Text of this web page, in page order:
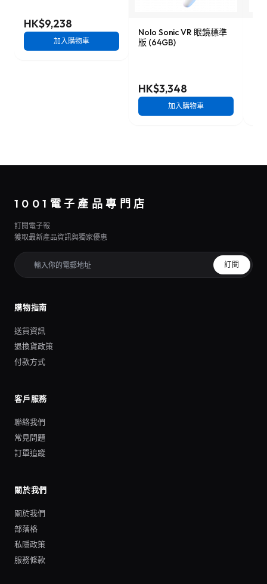
HK$9,238
加入購物車
Nolo Sonic VR 眼鏡標準
版 (64GB)
HK$3,348
加入購物車
1001電子產品專門店
訂閱電子報
獲取最新產品資訊與獨家優惠
訂閱
購物指南
送貨資訊
退換貨政策
付款方式
客戶服務
聯絡我們
常見問題
訂單追蹤
關於我們
關於我們
部落格
私隱政策
服務條款